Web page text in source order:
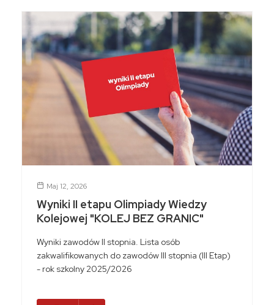
Maj 12, 2026
Wyniki II etapu Olimpiady Wiedzy
Kolejowej "KOLEJ BEZ GRANIC"
Wyniki zawodów II stopnia. Lista osób
zakwalifikowanych do zawodów III stopnia (III Etap)
- rok szkolny 2025/2026